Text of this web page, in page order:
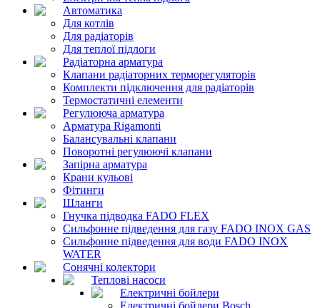
Автоматика
Для котлів
Для радіаторів
Для теплої підлоги
Радіаторна арматура
Клапани радіаторних терморегуляторів
Комплекти підключення для радіаторів
Термостатичні елементи
Регулююча арматура
Арматура Rigamonti
Балансувальні клапани
Поворотні регулюючі клапани
Запірна арматура
Крани кульові
Фітинги
Шланги
Гнучка підводка FADO FLEX
Сильфонне підведення для газу FADO INOX GAS
Сильфонне підведення для води FADO INOX
WATER
Сонячні колектори
Теплові насоси
Електричні бойлери
Електричні бойлери Bosch